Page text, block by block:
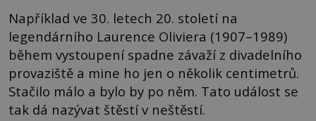
Například ve 30. letech 20. století na
legendárního Laurence Oliviera (1907–1989)
během vystoupení spadne závaží z divadelního
provaziště a mine ho jen o několik centimetrů.
Stačilo málo a bylo by po něm. Tato událost se
tak dá nazývat štěstí v neštěstí.